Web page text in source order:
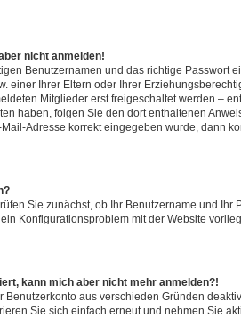
nicht anmelden!
Benutzernamen und das richtige
einer Ihrer Eltern oder Ihrer
Mitglieder erst freigeschaltet werden –
haben, folgen Sie den dort enthaltenen
Adresse korrekt eingegeben wurde, dann
Sie zunächst, ob Ihr Benutzername und
Konfigurationsproblem mit der Website
kann mich aber nicht mehr anmelden?!
Benutzerkonto aus verschieden Gründen
Sie sich einfach erneut und nehmen Sie